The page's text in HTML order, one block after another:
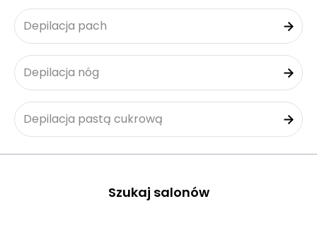
Depilacja pach
Depilacja nóg
Depilacja pastą cukrową
Szukaj salonów